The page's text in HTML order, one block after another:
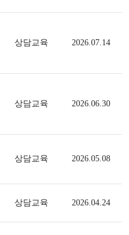
상담교육 2026.07.14
상담교육 2026.06.30
상담교육 2026.05.08
상담교육 2026.04.24